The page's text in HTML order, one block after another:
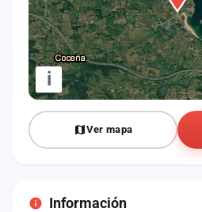
i
Ver mapa
Información